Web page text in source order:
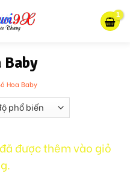
Baby
Hoa Baby
được thêm vào giỏ